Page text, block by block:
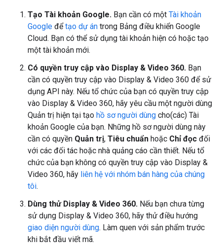
Tạo Tài khoản Google. Bạn cần có một Tài khoản
Google đểtạo dự án trong Bảng điều khiển Google
Cloud. Bạn có thể sử dụng tài khoản hiện có hoặc tạo
một tài khoản mới.
Có quyền truy cập vào Display & Video 360. Bạn
cần có quyền truy cập vào Display & Video 360 để sử
dụng API này. Nếu tổ chức của bạn có quyền truy cập
vào Display & Video 360, hãy yêu cầu một người dùng
Quản trị hiện tại tạo hồ sơ người dùng cho(các) Tài
khoản Google của bạn. Những hồ sơ người dùng này
cần có quyền Quản trị, Tiêu chuẩn hoặc Chỉ đọc đối
với các đối tác hoặc nhà quảng cáo cần thiết. Nếu tổ
chức của bạn không có quyền truy cập vào Display &
Video 360, hãy liên hệ với nhóm bán hàng của chúng
tôi.
Dùng thử Display & Video 360. Nếu bạn chưa từng
sử dụng Display & Video 360, hãy thử điều hướng
giao diện người dùng. Làm quen với sản phẩm trước
khi bắt đầu viết mã.